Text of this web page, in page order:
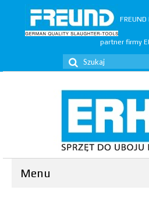
partner firmy
Szuklaj
w:
Menu